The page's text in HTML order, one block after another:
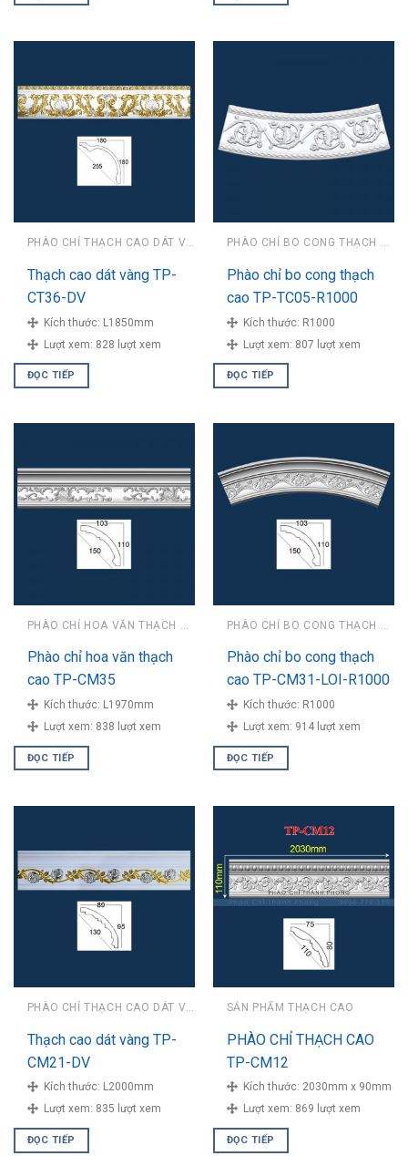
PHÀO CHỈ THẠCH CAO DÁT VÀNG
Thạch cao dát vàng TP-
CT36-DV
Kích thước: L1850mm
Lượt xem: 828 lượt xem
ĐỌC TIẾP
PHÀO CHỈ BO CONG THẠCH CAO
Phào chỉ bo cong thạch
cao TP-TC05-R1000
Kích thước: R1000
Lượt xem: 807 lượt xem
ĐỌC TIẾP
Phào chỉ hoa văn thạch
cao TP-CM35
Kích thước: L1970mm
Lượt xem: 838 lượt xem
ĐỌC TIẾP
Phào chỉ bo cong thạch
cao TP-CM31-LOI-R1000
Kích thước: R1000
Lượt xem: 914 lượt xem
ĐỌC TIẾP
PHÀO CHỈ THẠCH CAO DÁT VÀNG
Thạch cao dát vàng TP-
CM21-DV
Kích thước: L2000mm
Lượt xem: 835 lượt xem
ĐỌC TIẾP
SẢN PHẨM THẠCH CAO
PHÀO CHỈ THẠCH CAO
TP-CM12
Kích thước: 2030mm x 90mm
Lượt xem: 869 lượt xem
ĐỌC TIẾP